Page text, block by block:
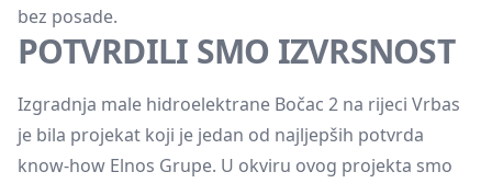
bez posade.
POTVRDILI SMO IZVRSNOST
Izgradnja male hidroelektrane Bočac 2 na rijeci Vrbas
je bila projekat koji je jedan od najljepših potvrda
know-how Elnos Grupe. U okviru ovog projekta smo